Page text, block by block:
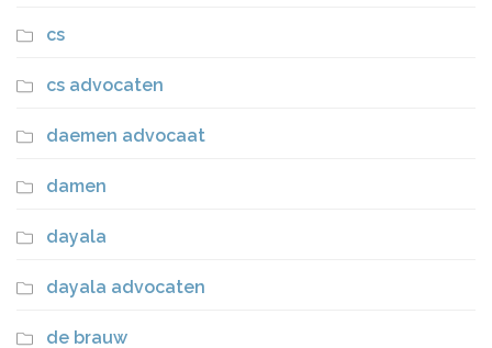
cs
cs advocaten
daemen advocaat
damen
dayala
dayala advocaten
de brauw